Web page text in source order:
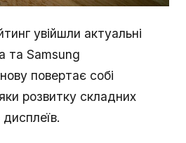
увійшли актуальні
та Samsung
повертає собі
розвитку складних